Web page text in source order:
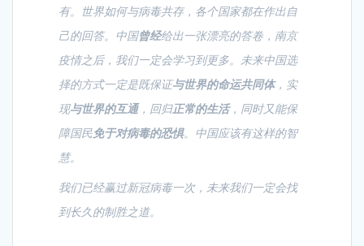
有。世界如何与病毒共存，各个国家都在作出自
己的回答。中国曾经给出一张漂亮的答卷，南京
疫情之后，我们一定会学习到更多。未来中国选
择的方式一定是既保证与世界的命运共同体，实
现与世界的互通，回归正常的生活，同时又能保
障国民免于对病毒的恐惧。中国应该有这样的智
慧。
我们已经赢过新冠病毒一次，未来我们一定会找
到长久的制胜之道。